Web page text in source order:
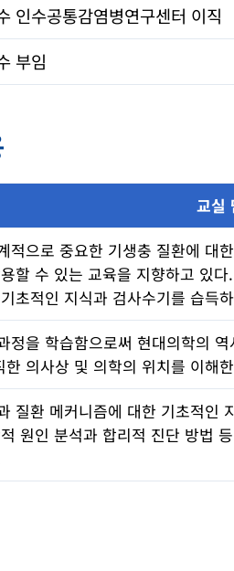
인수공통감염병연구센터 이직
부임
교실
적으로 중요한 기생충 질환에 대
할 수 있는 교육을 지향하고 있
초적인 지식과 검사수기를 습득
정을 학습함으로써 현대의학의
의사상 및 의학의 위치를 이해
질환 메커니즘에 대한 기초적인
원인 분석과 합리적 진단 방법